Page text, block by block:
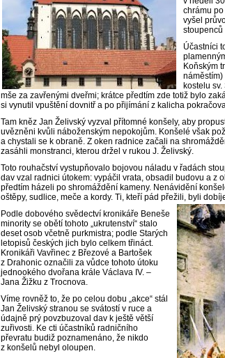
chrámu
vyšel
Účastníci
Koňským
kostelu
mše za zavřenými dveřmi; krátce předtím zde totiž bylo
si vynutil vpuštění dovnitř a po přijímání z kalicha
Tam kněz Jan Želivský vyzval přítomné konšely, aby
uvězněni kvůli náboženským nepokojům. Konšelé však
a chystali se k obraně. Z oken radnice začali na
zasáhli monstranci, kterou držel v rukou J. Želivský.
Toto rouhačství vystupňovalo bojovou náladu v řadách
dav vzal radnici útokem: vypáčil vrata, obsadil budovu a z
předtím házeli po shromáždění kameny. Nenávidění
oštěpy, sudlice, meče a kordy. Ti, kteří pád přežili, byli
Podle dobového svědectví kronikáře Beneše
minority se obětí tohoto „ukrutenství“ stalo
deset osob včetně purkmistra; podle Starých
letopisů českých jich bylo celkem třináct.
Kronikáři Vavřinec z Březové a Bartošek
z Drahonic označili za vůdce tohoto útoku
jednookého dvořana krále Václava IV. –
Jana Žižku z Trocnova.
Víme rovněž to, že po celou dobu „akce“ stál
Jan Želivský stranou se svátostí v ruce a
údajně prý povzbuzoval dav k ještě větší
zuřivosti. Ke cti účastníků radničního
převratu budiž poznamenáno, že nikdo
z konšelů nebyl oloupen.